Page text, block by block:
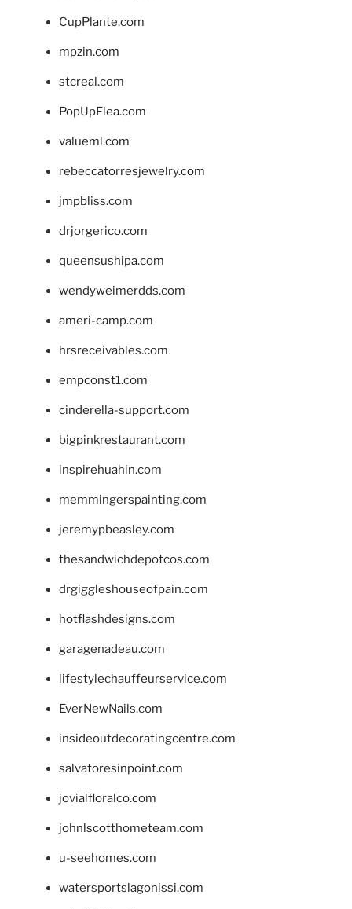
CupPlante.com
mpzin.com
stcreal.com
PopUpFlea.com
valueml.com
rebeccatorresjewelry.com
jmpbliss.com
drjorgerico.com
queensushipa.com
wendyweimerdds.com
ameri-camp.com
hrsreceivables.com
empconst1.com
cinderella-support.com
bigpinkrestaurant.com
inspirehuahin.com
memmingerspainting.com
jeremypbeasley.com
thesandwichdepotcos.com
drgiggleshouseofpain.com
hotflashdesigns.com
garagenadeau.com
lifestylechauffeurservice.com
EverNewNails.com
insideoutdecoratingcentre.com
salvatoresinpoint.com
jovialfloralco.com
johnlscotthometeam.com
u-seehomes.com
watersportslagonissi.com